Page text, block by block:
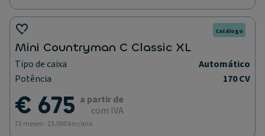
Catálogo
Mini Countryman C Classic XL
Tipo de caixa
Automático
Potência
170 CV
€ 675 a partir de
com IVA
72 meses - 15.000 km/ano